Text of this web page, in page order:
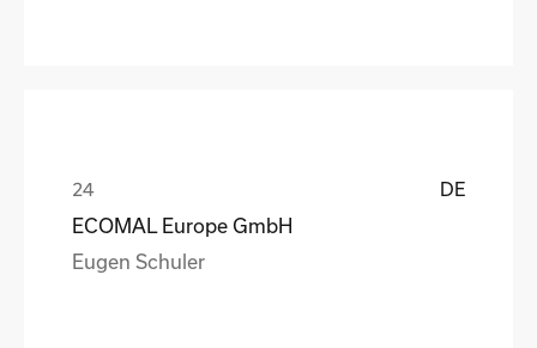
DE
ECOMAL Europe GmbH
Eugen Schuler